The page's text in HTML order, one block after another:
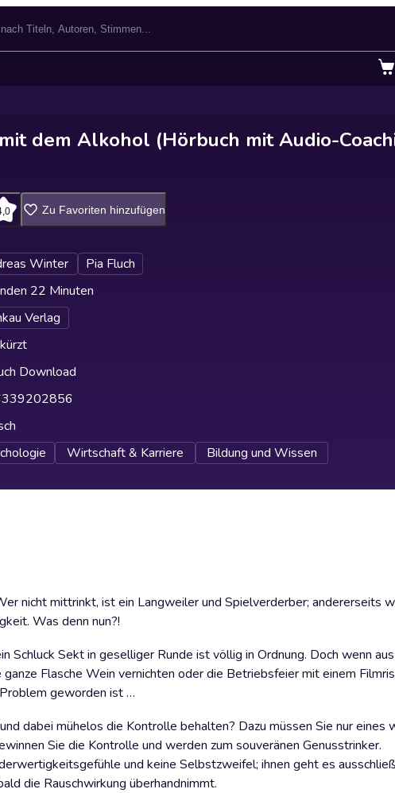
dem Alkohol (Hörbuch mit Audio-
Zu Favoriten hinzufügen
Winter
Pia Fluch
22 Minuten
Verlag
Download
Wirtschaft & Karriere Bildung und Wissen
nicht mittrinkt, ist ein Langweiler und Spielverderber; andererseits
Was denn nun?!
Schluck Sekt in geselliger Runde ist völlig in Ordnung. Doch wenn
Flasche Wein vernichten oder die Betriebsfeier mit einem
geworden ist …
dabei mühelos die Kontrolle behalten? Dazu müssen Sie nur eines
Sie die Kontrolle und werden zum souveränen Genusstrinker.
und keine Selbstzweifel; ihnen geht es
die Rauschwirkung überhandnimmt.